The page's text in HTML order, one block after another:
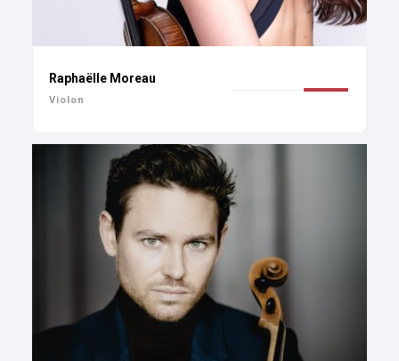
Raphaëlle Moreau
Violon